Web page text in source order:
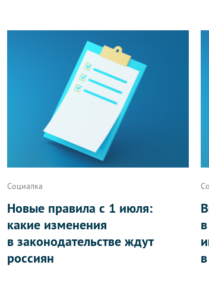
Социалка
Новые правила с 1 июля:
какие изменения
в законодательстве ждут
россиян